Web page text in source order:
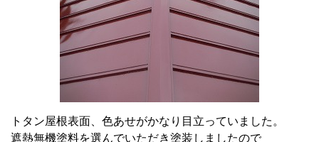
トタン屋根表面、色あせがかなり目立っていました。
遮熱無機塗料を選んでいただき塗装しましたので